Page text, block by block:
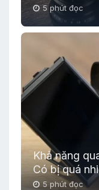
5 phút đọc
Khả năng
Có bị quá
5 phút đọc